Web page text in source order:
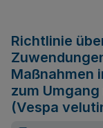
Richtlinie
Maßnahmen
zum
(Vespa